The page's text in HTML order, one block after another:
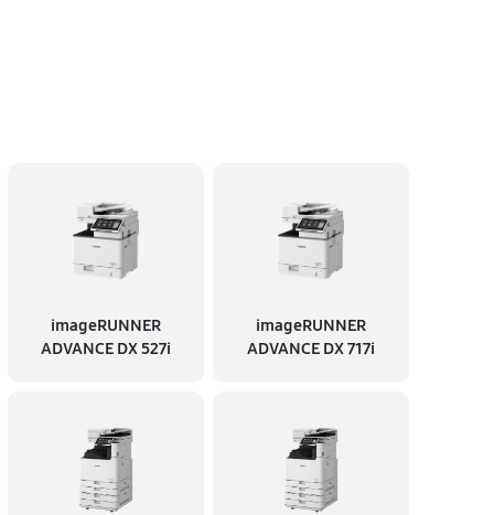
imageRUNNER
ADVANCE DX 527i
imageRUNNER
ADVANCE DX 717i